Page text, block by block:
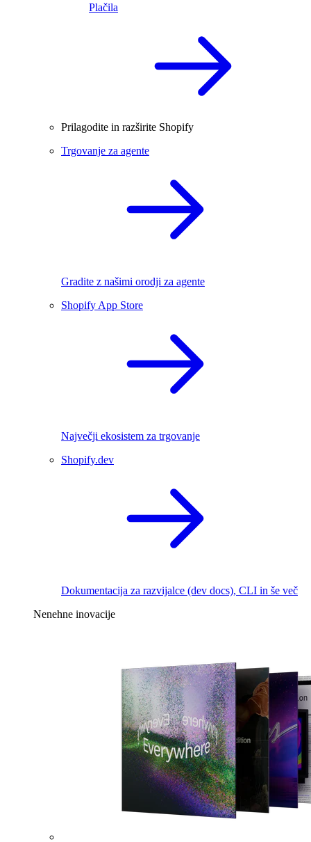
Plačila
Prilagodite in razširite Shopify
Trgovanje za agente
Gradite z našimi orodji za agente
Shopify App Store
Največji ekosistem za trgovanje
Shopify.dev
Dokumentacija za razvijalce (dev docs), CLI in še več
Nenehne inovacije